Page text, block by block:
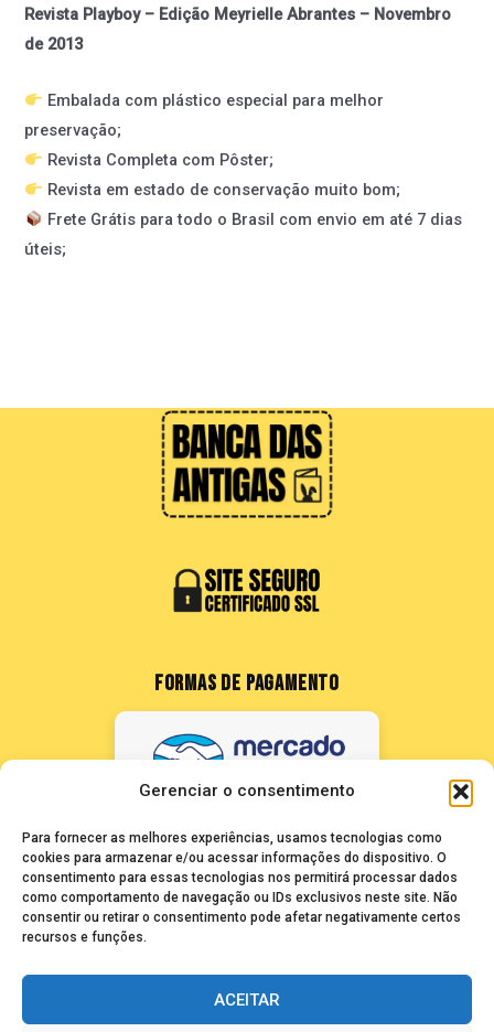
Gerenciar o consentimento
Para fornecer as melhores experiências, usamos tecnologias como
cookies para armazenar e/ou acessar informações do dispositivo. O
consentimento para essas tecnologias nos permitirá processar dados
como comportamento de navegação ou IDs exclusivos neste site. Não
consentir ou retirar o consentimento pode afetar negativamente certos
recursos e funções.
ACEITAR
Revista Playboy – Edição Meyrielle Abrantes – Novembro
de 2013
Embalada com plástico especial para melhor
preservação;
Revista Completa com Pôster;
Revista em estado de conservação muito bom;
Frete Grátis para todo o Brasil com envio em até 7 dias
úteis;
FORMAS DE PAGAMENTO
FALE CONOSCO
seuze@bancadasantigas.com